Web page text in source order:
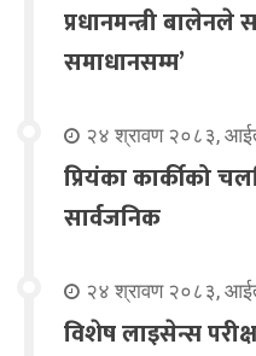
प्रधानमन्त्री
समाधानसम्म’
२४ श्रावण २०८३,
प्रियंका कार्कीको
सार्वजनिक
२४ श्रावण २०८३,
विशेष लाइसेन्स